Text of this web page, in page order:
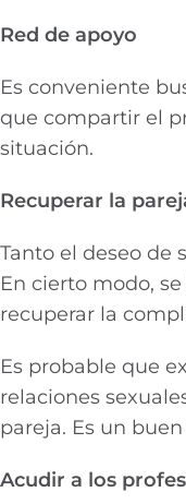
Red de apoyo
Es conveniente
que compartir el
situación.
Recuperar la
Tanto el deseo
En cierto modo,
recuperar la
Es probable que
relaciones
pareja. Es un
Acudir a los